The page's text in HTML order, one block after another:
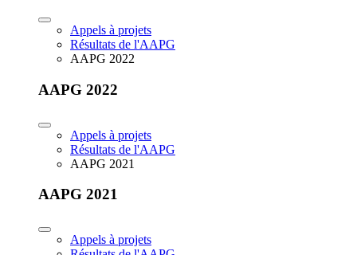
Appels à projets
Résultats de l'AAPG
AAPG 2022
AAPG 2022
Appels à projets
Résultats de l'AAPG
AAPG 2021
AAPG 2021
Appels à projets